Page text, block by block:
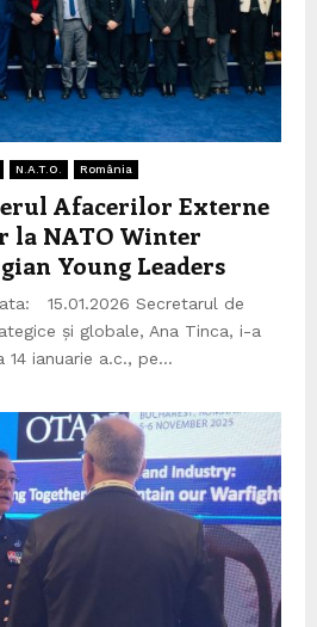
N.A.T.O. România
Afacerilor Externe
la NATO Winter
Young Leaders
15.01.2026 Secretarul de
și globale, Ana Tinca, i-a
ianuarie a.c., pe...